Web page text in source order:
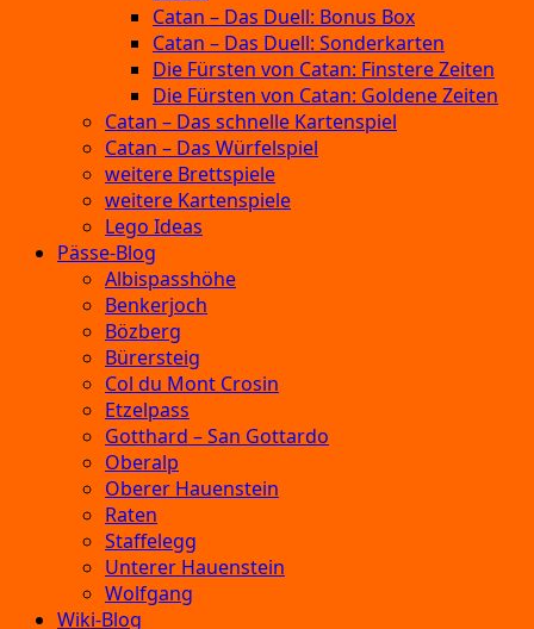
Catan – Das Duell: Bonus Box
Catan – Das Duell: Sonderkarten
Die Fürsten von Catan: Finstere Zeiten
Die Fürsten von Catan: Goldene Zeiten
Catan – Das schnelle Kartenspiel
Catan – Das Würfelspiel
weitere Brettspiele
weitere Kartenspiele
Lego Ideas
Pässe-Blog
Albispasshöhe
Benkerjoch
Bözberg
Bürersteig
Col du Mont Crosin
Etzelpass
Gotthard – San Gottardo
Oberalp
Oberer Hauenstein
Raten
Staffelegg
Unterer Hauenstein
Wolfgang
Wiki-Blog